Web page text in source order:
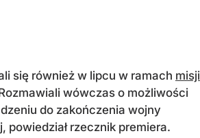
się również w lipcu w ramach misji
wówczas o możliwości
do zakończenia wojny
powiedział rzecznik premiera.